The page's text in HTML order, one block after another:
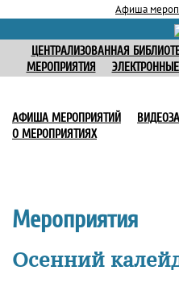
Афиша
ЦЕНТРАЛИЗОВАННАЯ
МЕРОПРИЯТИЯ
АФИША МЕРОПРИЯТИЙ
О МЕРОПРИЯТИЯХ
Мероприятия
Осенний